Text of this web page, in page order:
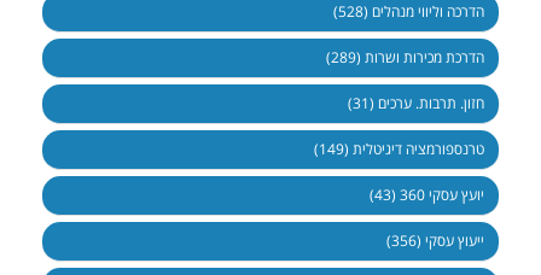
הדרכה וליווי מנהלים (528)
הדרכת מכירות ושרות (289)
חזון. תרבות. ערכים (31)
טרנספורמציה דיגיטלית (149)
יועץ עסקי 360 (43)
ייעוץ עסקי (356)